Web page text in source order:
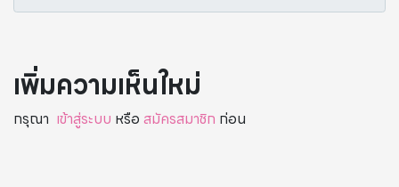
เพิ่มความเห็นใหม่
กรุณา เข้าสู่ระบบ หรือ สมัครสมาชิก ก่อน